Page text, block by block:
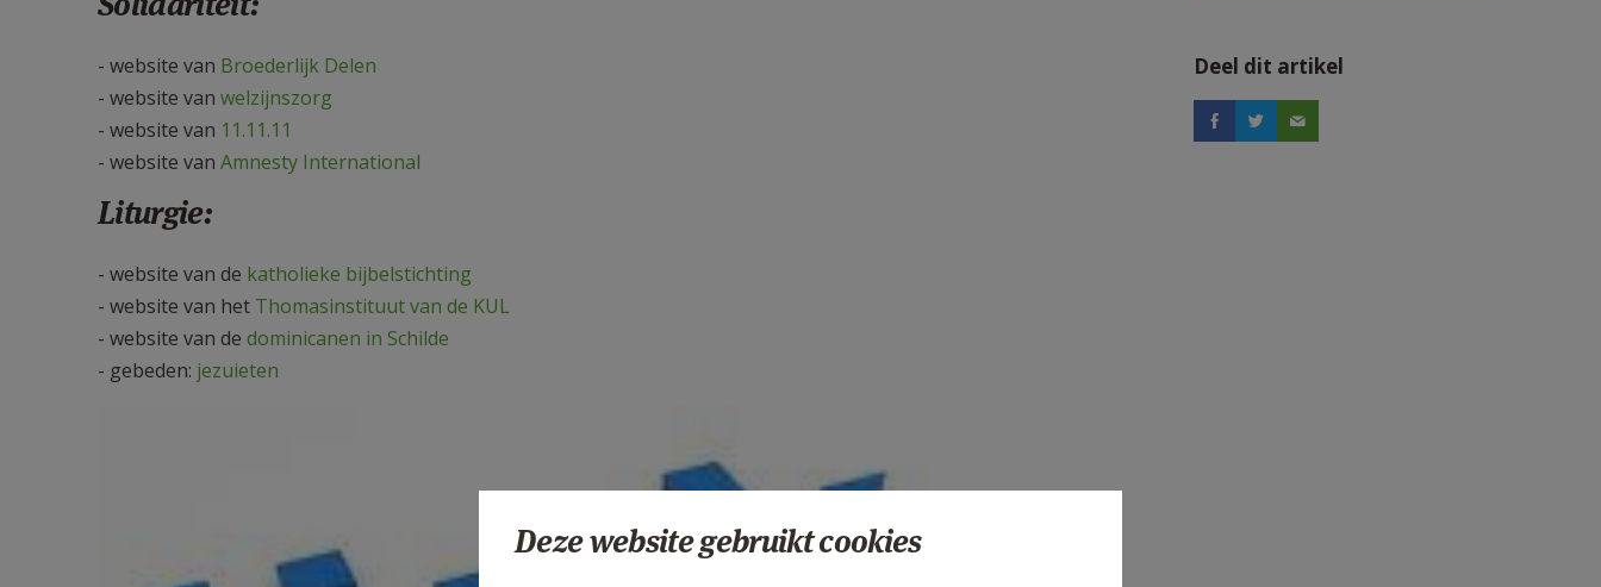
- website van Broederlijk Delen
- website van welzijnszorg
- website van 11.11.11
- website van Amnesty International
Liturgie:
- website van de katholieke bijbelstichting
- website van het Thomasinstituut van de KUL
- website van de dominicanen in Schilde
- gebeden: jezuieten
Deel dit artikel
Deze website gebruikt cookies